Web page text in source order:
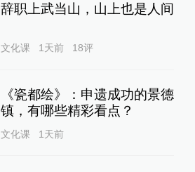
辞职上武当山，山上也是人间
文化课 1天前 18评
《瓷都绘》：申遗成功的景德
镇，有哪些精彩看点？
文化课 1天前